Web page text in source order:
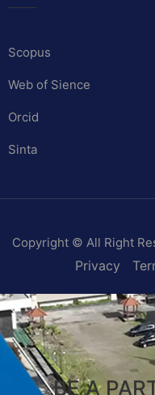
Scopus
Web of Sience
Orcid
Sinta
Copyright © All Right
Privacy
BE A